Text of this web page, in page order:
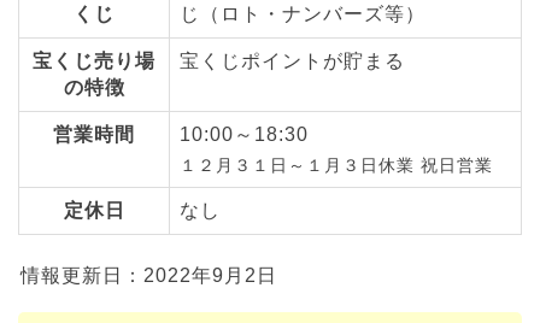
くじ
じ（ロト・ナンバーズ等）
宝くじ売り場
の特徴
宝くじポイントが貯まる
営業時間 10:00～18:30
１２月３１日～１月３日休業 祝日営業
定休日 なし
情報更新日：2022年9月2日